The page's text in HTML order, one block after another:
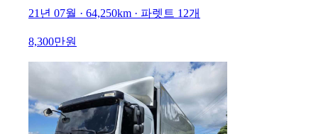
21년 07월 · 64,250km · 파렛트 12개
8,300만원